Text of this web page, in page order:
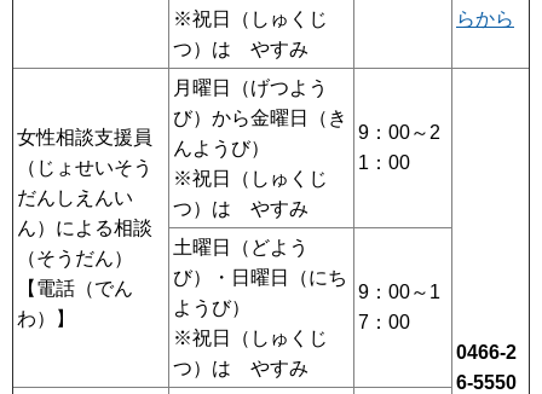
※祝日（しゅくじ
つ）は やすみ
らから
女性相談支援員
（じょせいそう
だんしえんい
ん）による相談
（そうだん）
【電話（でん
わ）】
月曜日（げつよう
び）から金曜日（き
んようび）
※祝日（しゅくじ
つ）は やすみ
9：00～2
1：00
0466-2
6-5550
土曜日（どよう
び）・日曜日（にち
ようび）
※祝日（しゅくじ
つ）は やすみ
9：00～1
7：00